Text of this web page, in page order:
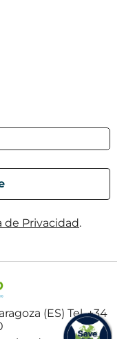
de Privacidad.
(ES) Tel. +34